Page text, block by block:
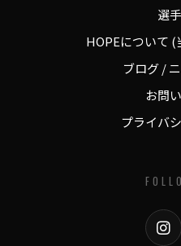
選
HOPEについて
ブログ /
お問
プライバ